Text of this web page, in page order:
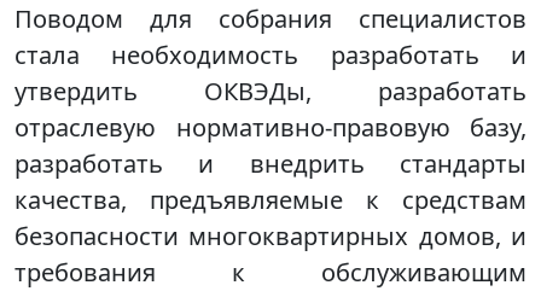
Поводом для собрания специалистов
стала необходимость разработать и
утвердить ОКВЭДы, разработать
отраслевую нормативно-правовую базу,
разработать и внедрить стандарты
качества, предъявляемые к средствам
безопасности многоквартирных домов, и
требования к обслуживающим